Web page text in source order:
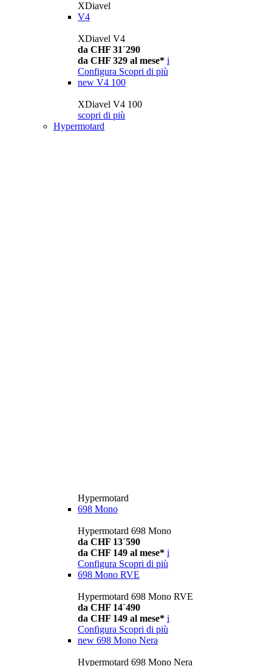
XDiavel
V4
XDiavel V4
da CHF 31´290
da CHF 329 al mese* i
Configura Scopri di più
new V4 100
XDiavel V4 100
scopri di più
Hypermotard
Hypermotard
698 Mono
Hypermotard 698 Mono
da CHF 13´590
da CHF 149 al mese* i
Configura Scopri di più
698 Mono RVE
Hypermotard 698 Mono RVE
da CHF 14´490
da CHF 149 al mese* i
Configura Scopri di più
new 698 Mono Nera
Hypermotard 698 Mono Nera